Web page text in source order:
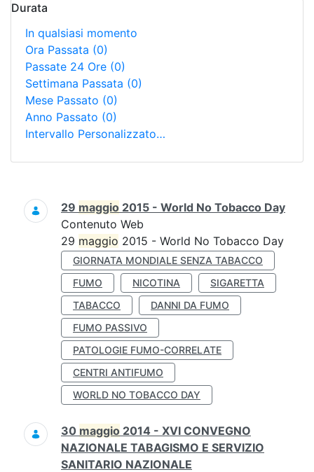
Durata
In qualsiasi momento
Ora Passata (0)
Passate 24 Ore (0)
Settimana Passata (0)
Mese Passato (0)
Anno Passato (0)
Intervallo Personalizzato…
Ricerca
29 maggio 2015 - World No Tobacco Day
Contenuto Web
29 maggio 2015 - World No Tobacco Day
GIORNATA MONDIALE SENZA TABACCO
FUMO
NICOTINA
SIGARETTA
TABACCO
DANNI DA FUMO
FUMO PASSIVO
PATOLOGIE FUMO-CORRELATE
CENTRI ANTIFUMO
WORLD NO TOBACCO DAY
30 maggio 2014 - XVI CONVEGNO
NAZIONALE TABAGISMO E SERVIZIO
SANITARIO NAZIONALE